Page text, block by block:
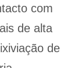
com
de alta
de